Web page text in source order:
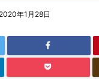
2020年1月28日